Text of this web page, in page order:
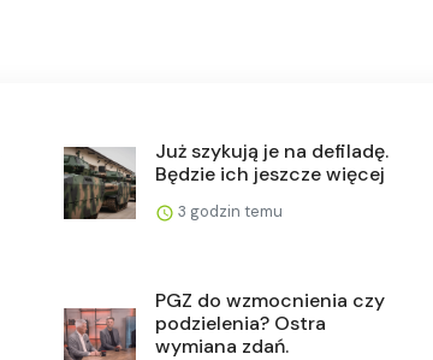
Już szykują je na defiladę.
Będzie ich jeszcze więcej
3 godzin temu
PGZ do wzmocnienia czy
podzielenia? Ostra
wymiana zdań.